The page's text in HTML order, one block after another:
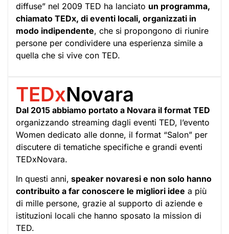
diffuse” nel 2009 TED ha lanciato un programma,
chiamato TEDx, di eventi locali, organizzati in
modo indipendente, che si propongono di riunire
persone per condividere una esperienza simile a
quella che si vive con TED.
TEDxNovara
Dal 2015 abbiamo portato a Novara il format TED
organizzando streaming dagli eventi TED, l’evento
Women dedicato alle donne, il format “Salon” per
discutere di tematiche specifiche e grandi eventi
TEDxNovara.
In questi anni, speaker novaresi e non solo hanno
contribuito a far conoscere le migliori idee a più
di mille persone, grazie al supporto di aziende e
istituzioni locali che hanno sposato la mission di
TED.